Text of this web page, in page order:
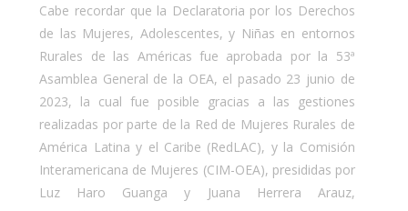
Cabe recordar que la Declaratoria por los Derechos
de las Mujeres, Adolescentes, y Niñas en entornos
Rurales de las Américas fue aprobada por la 53ª
Asamblea General de la OEA, el pasado 23 junio de
2023, la cual fue posible gracias a las gestiones
realizadas por parte de la Red de Mujeres Rurales de
América Latina y el Caribe (RedLAC), y la Comisión
Interamericana de Mujeres (CIM-OEA), presididas por
Luz Haro Guanga y Juana Herrera Arauz,